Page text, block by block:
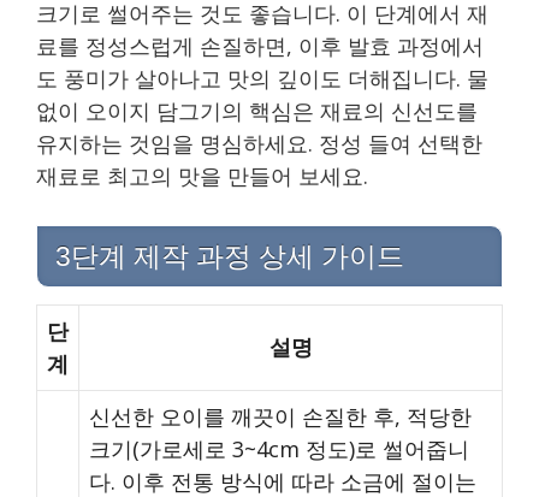
크기로 썰어주는 것도 좋습니다. 이 단계에서 재
료를 정성스럽게 손질하면, 이후 발효 과정에서
도 풍미가 살아나고 맛의 깊이도 더해집니다. 물
없이 오이지 담그기의 핵심은 재료의 신선도를
유지하는 것임을 명심하세요. 정성 들여 선택한
재료로 최고의 맛을 만들어 보세요.
3단계 제작 과정 상세 가이드
단
계
설명
신선한 오이를 깨끗이 손질한 후, 적당한
크기(가로세로 3~4cm 정도)로 썰어줍니
다. 이후 전통 방식에 따라 소금에 절이는